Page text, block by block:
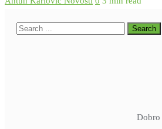
Dobro